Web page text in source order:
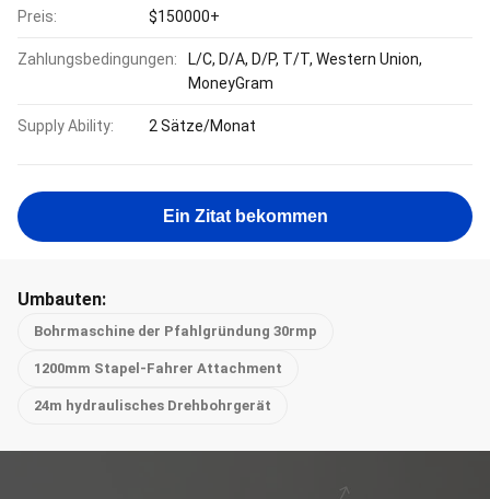
Preis: $150000+
Zahlungsbedingungen:
L/C, D/A, D/P, T/T, Western Union,
MoneyGram
Supply Ability: 2 Sätze/Monat
Ein Zitat bekommen
Umbauten:
Bohrmaschine der Pfahlgründung 30rmp
1200mm Stapel-Fahrer Attachment
24m hydraulisches Drehbohrgerät